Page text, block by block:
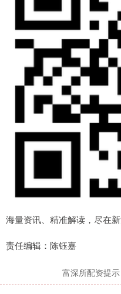
海量资讯、精准解读，尽在
责任编辑：陈钰嘉
富深所配资提